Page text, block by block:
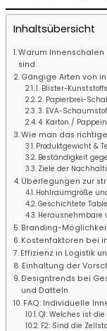
Inhaltsübersicht
Warum
sind
Gängige Arten von
1. Blister-
2. Papierbrei-
3. EVA-
4. Karton /
Wie man das
Produktgewicht &
Beständigkeit
Ziele der
Überlegungen zur
Hohlraumgröße
Geschichtete
Herausnehmbare
Branding-
Kostenfaktoren bei
Effizienz in Logistik
Einhaltung der
Designtrends bei
und Datteln
FAQ: Individuelle
Q1: Welches ist
F2: Sind die